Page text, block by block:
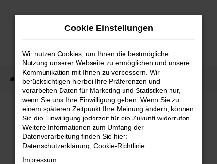
Zum
Startseite Fahrzeug Showroom Fahrzeugbestand
FAHRZEUGBESTAND
Bei Neuwagen Autoland finden Sie eine große
Auswahl an Marken und Modellen.
Cookie Einstellungen
Wir nutzen Cookies, um Ihnen die bestmögliche
Nutzung unserer Webseite zu ermöglichen und unsere
Kommunikation mit Ihnen zu verbessern. Wir
berücksichtigen hierbei Ihre Präferenzen und
verarbeiten Daten für Marketing und Statistiken nur,
wenn Sie uns Ihre Einwilligung geben. Wenn Sie zu
einem späteren Zeitpunkt Ihre Meinung ändern, können
Sie die Einwilligung jederzeit für die Zukunft widerrufen.
Weitere Informationen zum Umfang der
Datenverarbeitung finden Sie hier:
Datenschutzerklärung Cookie-Richtlinie
Impressum